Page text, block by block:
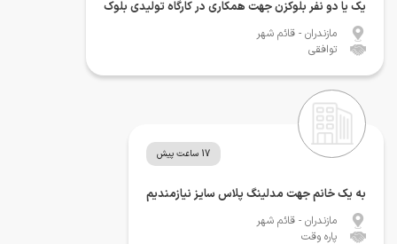
یک یا دو نفر بلوکزن جهت همکاری در کارگاه تولیدی بلوک
مازندران - قائم شهر
توافقی
17 ساعت پیش
به یک خانم جهت مدلینگ پلاس سایز نیازمندیم
مازندران - قائم شهر
پاره وقت